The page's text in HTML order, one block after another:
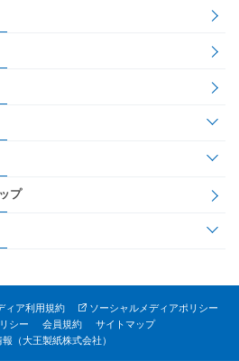
プ
ィア利用規約
ソーシャルメディアポリシー
シー
会員規約
サイトマップ
（大王製紙株式会社）